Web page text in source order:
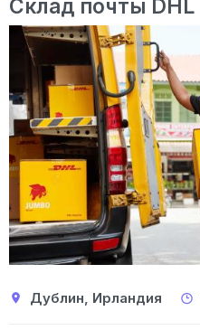
Склад почты DHL
Дублин, Ирландия